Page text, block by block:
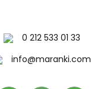
0 212 533 01 33
info@maranki.com